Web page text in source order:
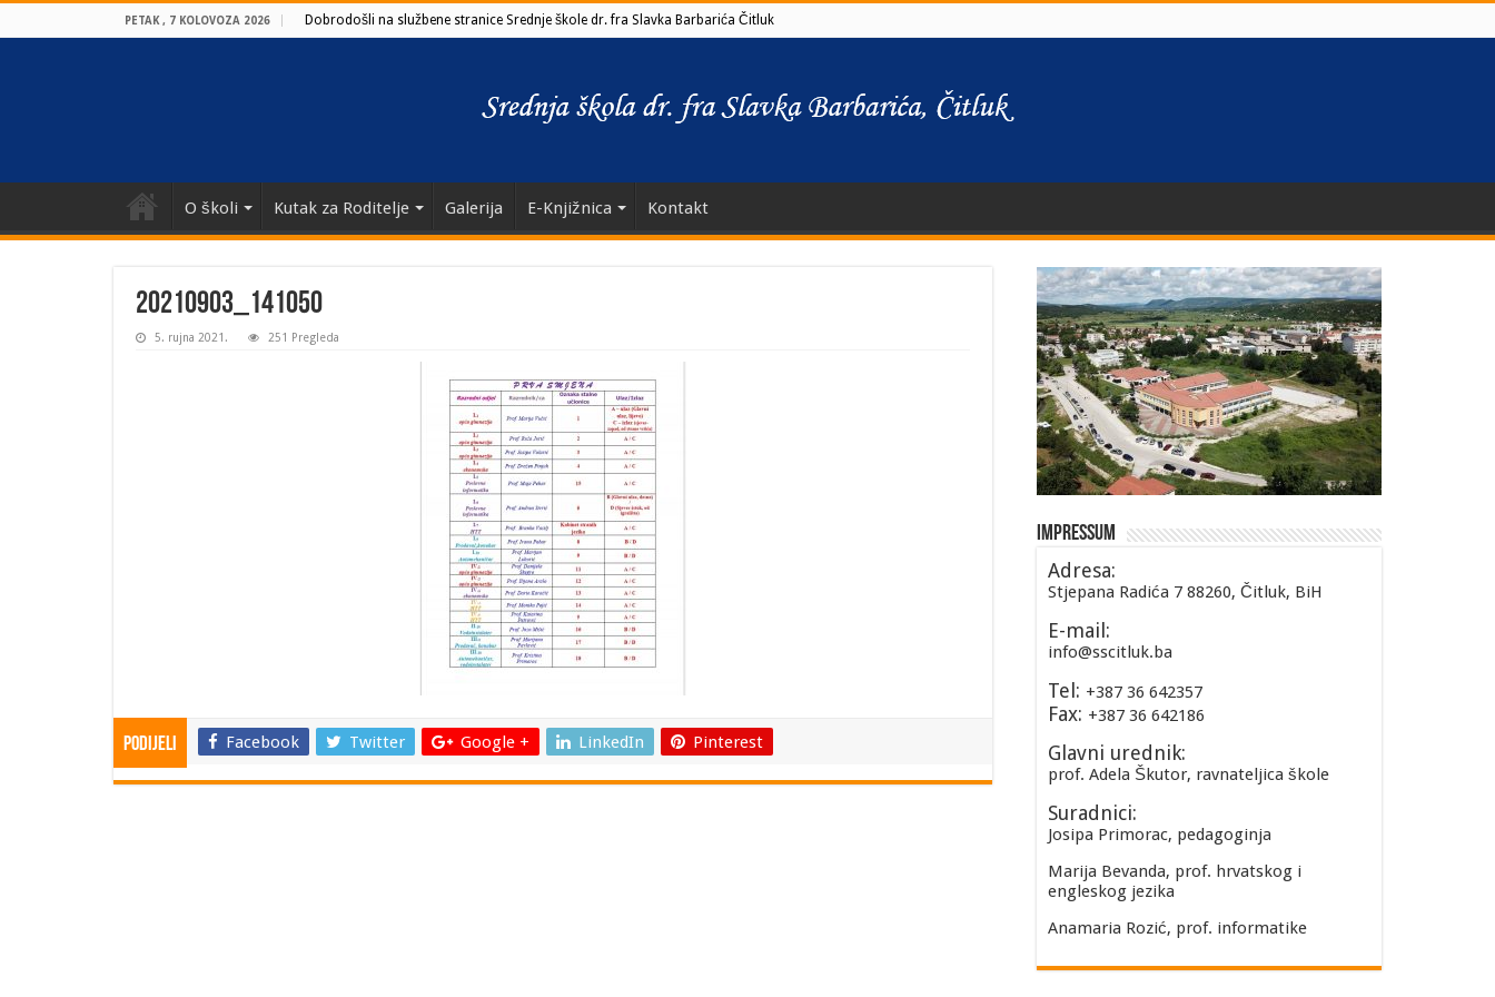
PETAK , 7 KOLOVOZA 2026 Dobrodošli na službene stranice Srednje škole dr. fra Slavka Barbarića Čitluk
O školi Kutak za Roditelje Galerija E-Knjižnica Kontakt
20210903_141050
5. rujna 2021. 251 Pregleda
Podijeli Facebook Twitter Google + LinkedIn Pinterest
Impressum
Adresa:
Stjepana Radića 7 88260, Čitluk, BiH
E-mail:
info@sscitluk.ba
Tel: +387 36 642357
Fax: +387 36 642186
Glavni urednik:
prof. Adela Škutor, ravnateljica škole
Suradnici:
Josipa Primorac, pedagoginja
Marija Bevanda, prof. hrvatskog i
engleskog jezika
Anamaria Rozić, prof. informatike